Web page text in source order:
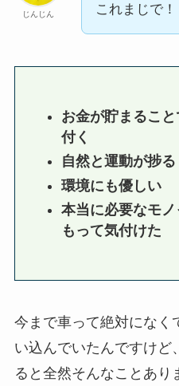
じんじん
これまじで！
お金が貯まるこ
付く
自然と運動が捗る
環境にも優しい
本当に必要なモ
もって気付けた
今まで車って絶対になく
い込んでいたんですけど
ると全然そんなことあり